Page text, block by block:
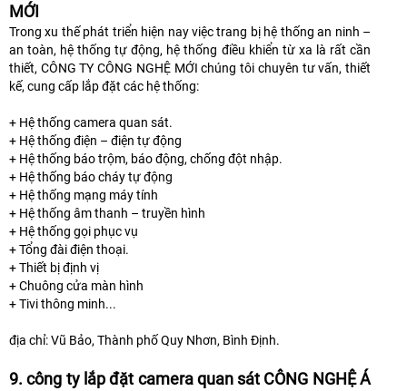
MỚI
Trong xu thế phát triển hiện nay việc trang bị hệ thống an ninh –
an toàn, hệ thống tự động, hệ thống điều khiển từ xa là rất cần
thiết, CÔNG TY CÔNG NGHỆ MỚI chúng tôi chuyên tư vấn, thiết
kế, cung cấp lắp đặt các hệ thống:
+ Hệ thống camera quan sát.
+ Hệ thống điện – điện tự động
+ Hệ thống báo trộm, báo động, chống đột nhập.
+ Hệ thống báo cháy tự động
+ Hệ thống mạng máy tính
+ Hệ thống âm thanh – truyền hình
+ Hệ thống gọi phục vụ
+ Tổng đài điện thoại.
+ Thiết bị định vị
+ Chuông cửa màn hình
+ Tivi thông minh...
địa chỉ: Vũ Bảo, Thành phố Quy Nhơn, Bình Định.
9. công ty lắp đặt camera quan sát CÔNG NGHỆ Á